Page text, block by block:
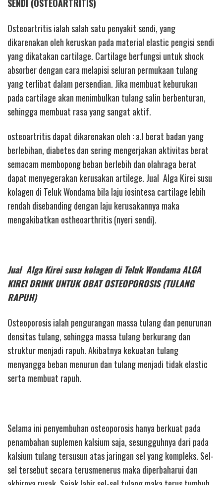
SENDI (OSTEOARTRITIS)
Osteoartritis ialah salah satu penyakit sendi, yang
dikarenakan oleh keruskan pada material elastic pengisi sendi
yang dikatakan cartilage. Cartilage berfungsi untuk shock
absorber dengan cara melapisi seluran permukaan tulang
yang terlibat dalam persendian. Jika membuat keburukan
pada cartilage akan menimbulkan tulang salin berbenturan,
sehingga membuat rasa yang sangat aktif.
osteoartritis dapat dikarenakan oleh : a.l berat badan yang
berlebihan, diabetes dan sering mengerjakan aktivitas berat
semacam membopong beban berlebih dan olahraga berat
dapat menyegerakan kerusakan artilege. Jual Alga Kirei susu
kolagen di Teluk Wondama bila laju iosintesa cartilage lebih
rendah disebanding dengan laju kerusakannya maka
mengakibatkan ostheoarthritis (nyeri sendi).
Jual Alga Kirei susu kolagen di Teluk Wondama ALGA
KIREI DRINK UNTUK OBAT OSTEOPOROSIS (TULANG
RAPUH)
Osteoporosis ialah pengurangan massa tulang dan penurunan
densitas tulang, sehingga massa tulang berkurang dan
struktur menjadi rapuh. Akibatnya kekuatan tulang
menyangga beban menurun dan tulang menjadi tidak elastic
serta membuat rapuh.
Selama ini penyembuhan osteoporosis hanya berkuat pada
penambahan suplemen kalsium saja, sesungguhnya dari pada
kalsium tulang tersusun atas jaringan sel yang kompleks. Sel-
sel tersebut secara terusmenerus maka diperbaharui dan